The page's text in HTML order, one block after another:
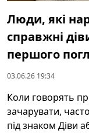
Люди, які
справжні
першого
03.06.26 19:34
Коли говорять
зачарувати,
під знаком Діви